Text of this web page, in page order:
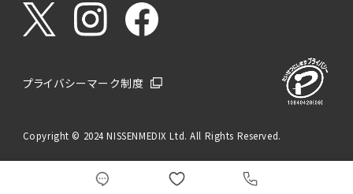
プライバシーマーク制度
Copyright © 2024 NISSENMEDIX Ltd. All Rights Reserved.